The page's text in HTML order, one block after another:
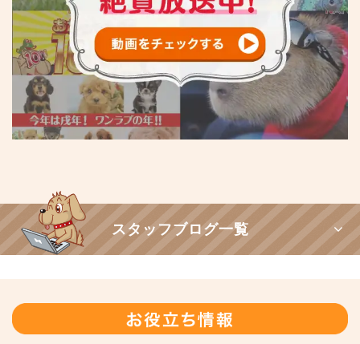
スタッフブログ一覧